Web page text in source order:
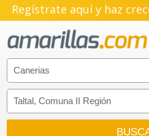
Regístrate aquí y haz